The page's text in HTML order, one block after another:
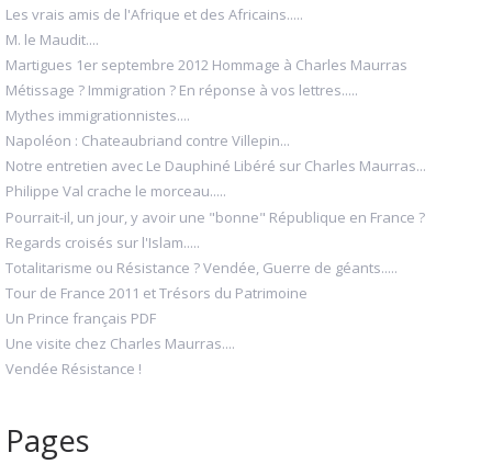
Les vrais amis de l'Afrique et des Africains.....
M. le Maudit....
Martigues 1er septembre 2012 Hommage à Charles Maurras
Métissage ? Immigration ? En réponse à vos lettres.....
Mythes immigrationnistes....
Napoléon : Chateaubriand contre Villepin...
Notre entretien avec Le Dauphiné Libéré sur Charles Maurras...
Philippe Val crache le morceau.....
Pourrait-il, un jour, y avoir une "bonne" République en France ?
Regards croisés sur l'Islam.....
Totalitarisme ou Résistance ? Vendée, Guerre de géants.....
Tour de France 2011 et Trésors du Patrimoine
Un Prince français PDF
Une visite chez Charles Maurras....
Vendée Résistance !
Pages